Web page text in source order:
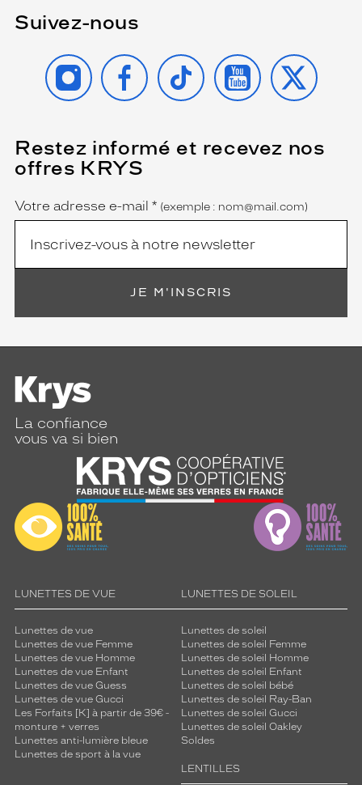
Suivez-nous
INSTAGRAMFACEBOOK
TIKTOK YOUTUBE
X
Restez informé et recevez nos
offres KRYS
Name
Votre adresse e-mail *
(Ce
champ
est
obligatoire)
(exemple : nom@mail.com)
JE M'INSCRIS
La confiance
vous va si bien
LUNETTES DE VUE
Lunettes de vue
Lunettes de vue Femme
Lunettes de vue Homme
Lunettes de vue Enfant
Lunettes de vue Guess
Lunettes de vue Gucci
Les Forfaits [K] à partir de 39€ -
monture + verres
Lunettes anti-lumière bleue
Lunettes de sport à la vue
LUNETTES DE SOLEIL
Lunettes de soleil
Lunettes de soleil Femme
Lunettes de soleil Homme
Lunettes de soleil Enfant
Lunettes de soleil bébé
Lunettes de soleil Ray-Ban
Lunettes de soleil Gucci
Lunettes de soleil Oakley
Soldes
LENTILLES